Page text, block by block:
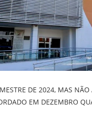
DE 2024, MAS
EM DEZEMBRO